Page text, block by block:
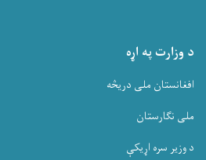
د وزارت په اړه
افغانستان ملی دریڅه
ملی نگارستان
د وزیر سره اړیکې